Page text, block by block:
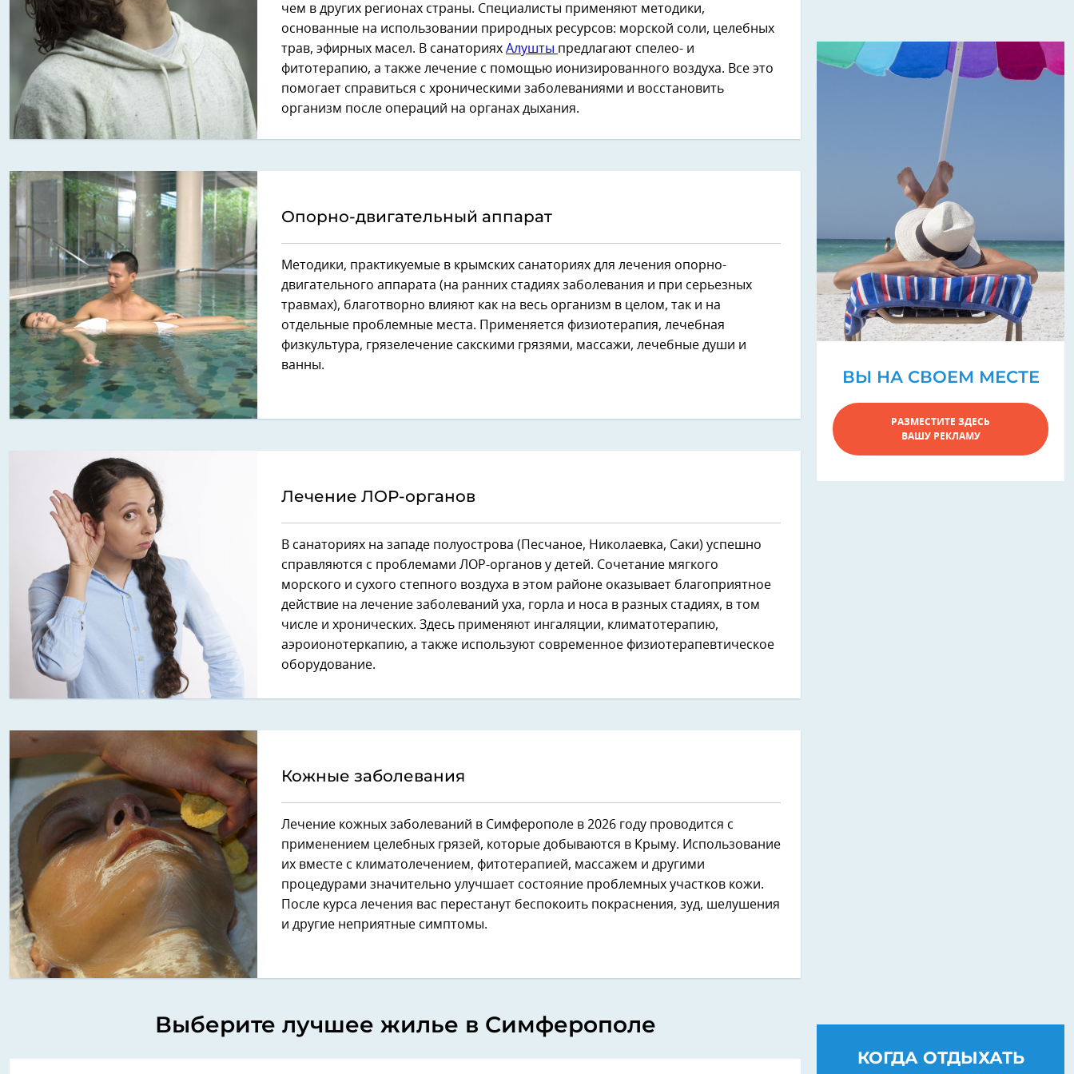
чем в других регионах страны. Специалисты применяют методики,
основанные на использовании природных ресурсов: морской соли, целебных
трав, эфирных масел. В санаториях Алушты предлагают спелео- и
фитотерапию, а также лечение с помощью ионизированного воздуха. Все это
помогает справиться с хроническими заболеваниями и восстановить
организм после операций на органах дыхания.
Опорно-двигательный аппарат
Методики, практикуемые в крымских санаториях для лечения опорно-
двигательного аппарата (на ранних стадиях заболевания и при серьезных
травмах), благотворно влияют как на весь организм в целом, так и на
отдельные проблемные места. Применяется физиотерапия, лечебная
физкультура, грязелечение сакскими грязями, массажи, лечебные души и
ванны.
Лечение ЛОР-органов
В санаториях на западе полуострова (Песчаное, Николаевка, Саки) успешно
справляются с проблемами ЛОР-органов у детей. Сочетание мягкого
морского и сухого степного воздуха в этом районе оказывает благоприятное
действие на лечение заболеваний уха, горла и носа в разных стадиях, в том
числе и хронических. Здесь применяют ингаляции, климатотерапию,
аэроионотеркапию, а также используют современное физиотерапевтическое
оборудование.
Кожные заболевания
Лечение кожных заболеваний в Симферополе в 2026 году проводится с
применением целебных грязей, которые добываются в Крыму. Использование
их вместе с климатолечением, фитотерапией, массажем и другими
процедурами значительно улучшает состояние проблемных участков кожи.
После курса лечения вас перестанут беспокоить покраснения, зуд, шелушения
и другие неприятные симптомы.
Выберите лучшее жилье в Симферополе
ВЫ НА СВОЕМ МЕСТЕ
РАЗМЕСТИТЕ ЗДЕСЬ
ВАШУ РЕКЛАМУ
КОГДА ОТДЫХАТЬ